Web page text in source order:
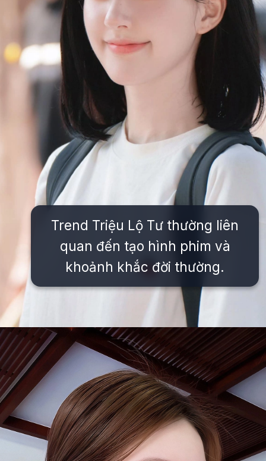
Trend Triệu Lộ Tư thường liên
quan đến tạo hình phim và
khoảnh khắc đời thường.
Đang mở https://issiloo.edu.vn/trieu-lo-tu